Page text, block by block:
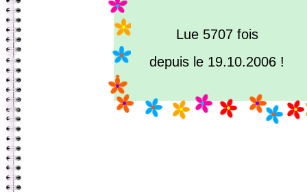
Lue 5707 fois
depuis le 19.10.2006 !